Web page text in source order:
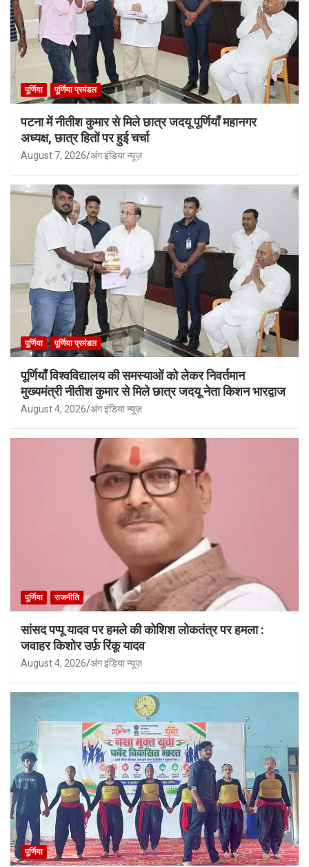
पूर्णिया पूर्णिया प्रमंडल
पटना में नीतीश कुमार से मिले छात्र जदयू पूर्णियाँ महानगर
अध्यक्ष, छात्र हितों पर हुई चर्चा
August 7, 2026 अंग इंडिया न्यूज़
पूर्णिया पूर्णिया प्रमंडल
पूर्णियाँ विश्वविद्यालय की समस्याओं को लेकर निवर्तमान
मुख्यमंत्री नीतीश कुमार से मिले छात्र जदयू नेता किशन भारद्वाज
August 4, 2026 अंग इंडिया न्यूज़
पूर्णिया राजनीति
सांसद पप्पू यादव पर हमले की कोशिश लोकतंत्र पर हमला :
जवाहर किशोर उर्फ़ रिंकू यादव
August 4, 2026 अंग इंडिया न्यूज़
पूर्णिया